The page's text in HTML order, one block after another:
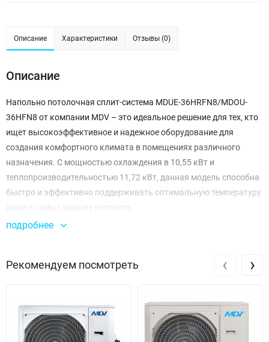
Описание Характеристики Отзывы (0)
Описание
Напольно потолочная сплит-система MDUE-36HRFN8/MDOU-
36HFN8 от компании MDV – это идеальное решение для тех, кто
ищет высокоэффективное и надежное оборудование для
создания комфортного климата в помещениях различного
назначения. С мощностью охлаждения в 10,55 кВт и
теплопроизводительностью 11,72 кВт, данная модель способна
быстро и эффективно поддерживать оптимальную температуру
даже в самых жарких условиях.
шума наружного блока составляет 63 дБ, а внутреннего – 45 дБ,
MDUE-36HRFN8/MDOU-36HFN8 предлагает широкий диапазон
рабочих температур: охлаждение возможно при температуре до
подробнее
Рекомендуем посмотреть ‹ ›